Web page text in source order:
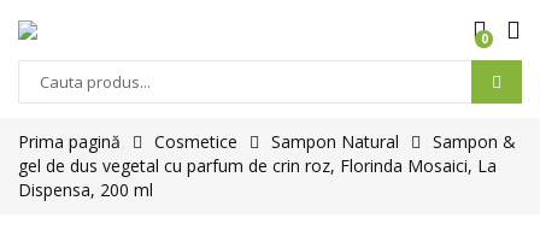
0
Prima pagină Cosmetice Sampon Natural
Sampon &
gel de dus vegetal cu parfum de crin roz, Florinda Mosaici, La
Dispensa, 200 ml